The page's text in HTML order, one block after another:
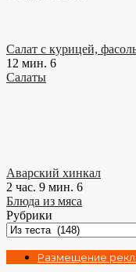
Салат с курицей,
12 мин. 6
Салаты
Аварский хинкал
2 час. 9 мин. 6
Блюда из мяса
Рубрики
Рубрики
Размещение